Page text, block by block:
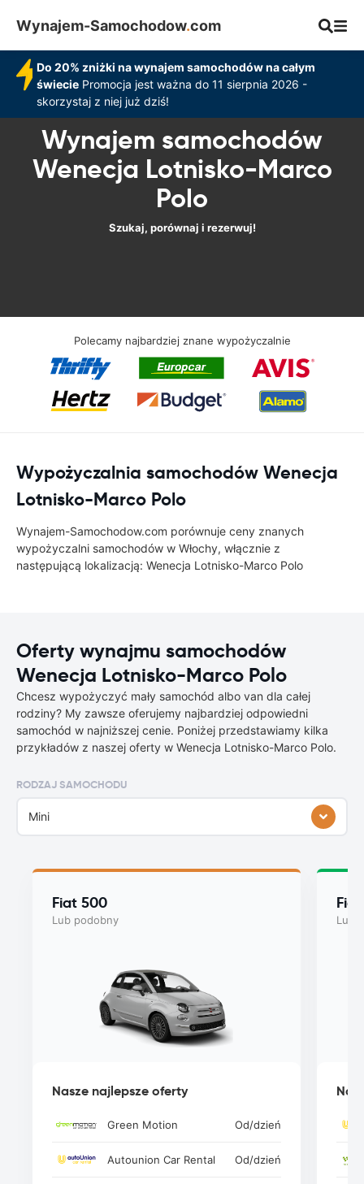
Wynajem-Samochodow.com
Do 20% zniżki na wynajem samochodów na całym
świeciePromocja jest ważna do 11 sierpnia 2026 -
skorzystaj z niej już dziś!
Wynajem samochodów
Wenecja Lotnisko-Marco
Polo
Szukaj, porównaj i rezerwuj!
Polecamy najbardziej znane wypożyczalnie
Wypożyczalnia samochodów Wenecja
Lotnisko-Marco Polo
Wynajem-Samochodow.com porównuje ceny znanych
wypożyczalni samochodów w Włochy, włącznie z
następującą lokalizacją: Wenecja Lotnisko-Marco Polo
Oferty wynajmu samochodów
Wenecja Lotnisko-Marco Polo
Chcesz wypożyczyć mały samochód albo van dla całej
rodziny? My zawsze oferujemy najbardziej odpowiedni
samochód w najniższej cenie. Poniżej przedstawiamy kilka
przykładów z naszej oferty w Wenecja Lotnisko-Marco Polo.
RODZAJ SAMOCHODU
Mini
Fiat 500
Lub podobny
Nasze najlepsze oferty
Green Motion Od/dzień
Autounion Car Rental Od/dzień
Lub